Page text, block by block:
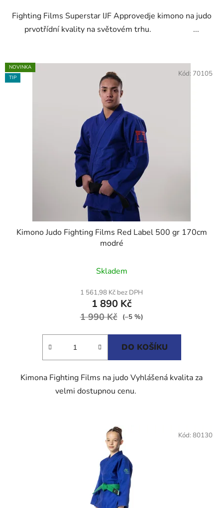
Fighting Films Superstar IJF Approvedje kimono na judo
prvotřídní kvality na světovém trhu. ...
NOVINKA
TIP
Kimono Judo Fighting Films Red Label 500 gr 170cm
modré
hodnocení
produktu
je
5,0
Skladem
1 561,98 Kč bez DPH
1 890 Kč
1 990 Kč (–5 %)
DO KOŠÍKU
Kimona Fighting Films na judo Vyhlášená kvalita za
velmi dostupnou cenu.
Kód: 70105
Kód: 80130